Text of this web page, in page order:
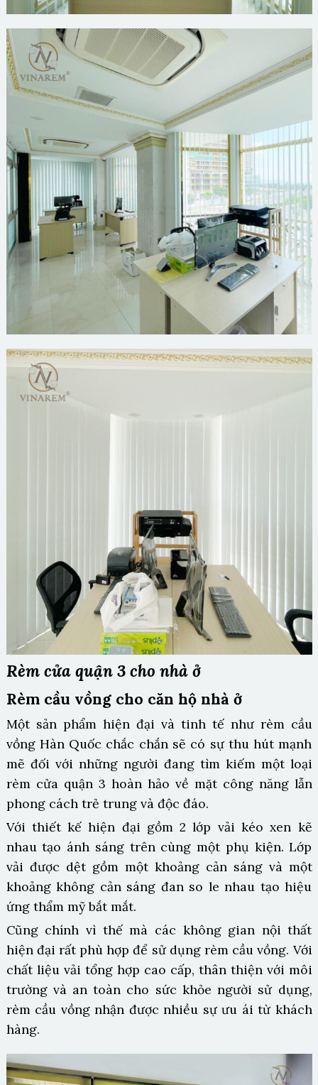
Rèm cửa quận 3 cho nhà ở
Rèm cầu vồng cho căn hộ nhà ở
Một sản phẩm hiện đại và tinh tế như rèm cầu
vồng Hàn Quốc chắc chắn sẽ có sự thu hút mạnh
mẽ đối với những người đang tìm kiếm một loại
rèm cửa quận 3 hoàn hảo về mặt công năng lẫn
phong cách trẻ trung và độc đáo.
Với thiết kế hiện đại gồm 2 lớp vải kéo xen kẽ
nhau tạo ánh sáng trên cùng một phụ kiện. Lớp
vải được dệt gồm một khoảng cản sáng và một
khoảng không cản sáng đan so le nhau tạo hiệu
ứng thẩm mỹ bắt mắt.
Cũng chính vì thế mà các không gian nội thất
hiện đại rất phù hợp để sử dụng rèm cầu vồng. Với
chất liệu vải tổng hợp cao cấp, thân thiện với môi
trường và an toàn cho sức khỏe người sử dụng,
rèm cầu vồng nhận được nhiều sự ưu ái từ khách
hàng.